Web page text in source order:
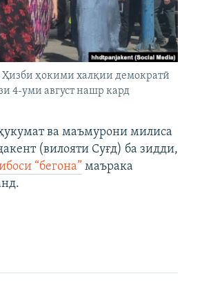
ҳокими халқии демократӣ
4-уми август нашр кард
ва маъмурони милиса
(вилояти Суғд) ба зидди,
“бегона” маърака